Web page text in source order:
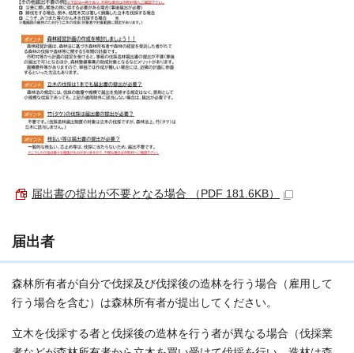
届出書の提出が不要となる場合 （PDF 181.6KB）
届出者
森林所有者が自分で伐採及び伐採後の造林を行う場合（雇用して
行う場合を含む）は森林所有者が提出してください。
立木を伐採する者と伐採後の造林を行う者が異なる場合（伐採業